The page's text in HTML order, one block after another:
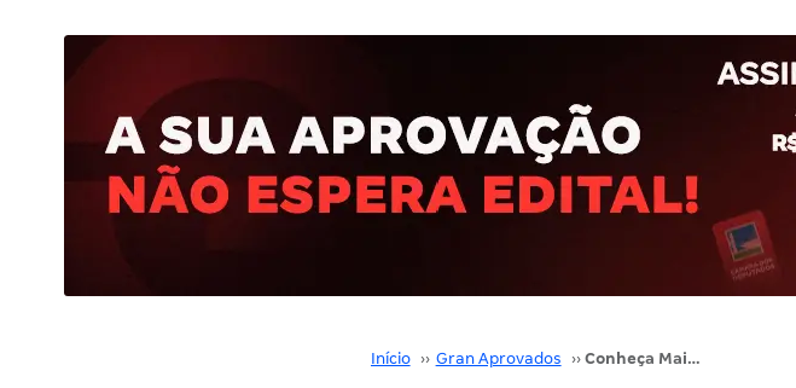
Início ›› Gran Aprovados ›› Conheça Maicon V., aprovado entre os 15 primeiros na PM BA!